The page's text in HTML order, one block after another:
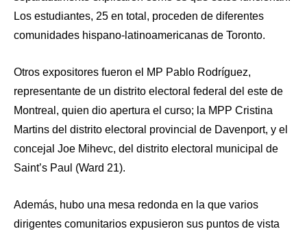
Los estudiantes, 25 en total, proceden de diferentes
comunidades hispano-latinoamericanas de Toronto.
Otros expositores fueron el MP Pablo Rodríguez,
representante de un distrito electoral federal del este de
Montreal, quien dio apertura el curso; la MPP Cristina
Martins del distrito electoral provincial de Davenport, y el
concejal Joe Mihevc, del distrito electoral municipal de
Saint’s Paul (Ward 21).
Además, hubo una mesa redonda en la que varios
dirigentes comunitarios expusieron sus puntos de vista